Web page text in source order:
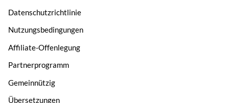
Datenschutzrichtlinie
Nutzungsbedingungen
Affiliate-Offenlegung
Partnerprogramm
Gemeinnützig
Übersetzungen